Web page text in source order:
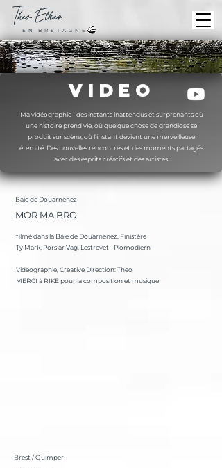
E N B R E T A G N E
TheoElker
V I D E O
Ma vidéographie - des instants inattendus et surprenants où
une histoire prend vie, où quelque chose de grandiose se
produit sur scène, où l’instant devient une merveilleuse
éternité. Des nouvelles rencontres et des moments partagés
avec des esprits créatifs et des artistes.
Baie de Douarnenez
MOR MA BRO
filmé dans la Baie de Douarnenez, Finistère
Ty Mark, Pors ar Vag, Lestrevet - Plomodiern
Vidéographie, Creative Direction: Theo
MERCI à RIKE pour la composition et musique
Brest / Quimper